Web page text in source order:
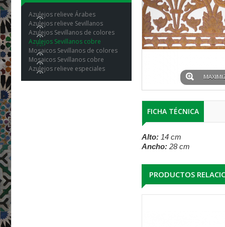
Azulejos relieve Árabes
Azulejos relieve Sevillanos
Azulejos Sevillanos de colores
Azulejos Sevillanos cobre
Mosaicos Sevillanos de colores
Mosaicos Sevillanos cobre
Azulejos relieve especiales
FICHA TÉCNICA
Alto: 14 cm
Ancho: 28 cm
PRODUCTOS